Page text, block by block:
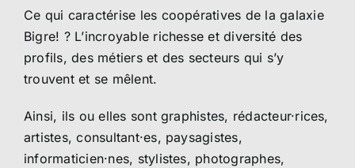
Ce qui caractérise les coopératives de la galaxie
Bigre! ? L’incroyable richesse et diversité des
profils, des métiers et des secteurs qui s’y
trouvent et se mêlent.
Ainsi, ils ou elles sont graphistes, rédacteur·rices,
artistes, consultant·es, paysagistes,
informaticien·nes, stylistes, photographes,